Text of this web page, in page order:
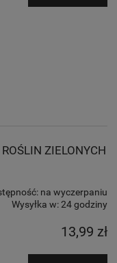
ZIELONYCH
na wyczerpaniu
Wysyłka w:24 godziny
13,99 zł